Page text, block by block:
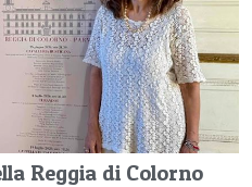
Reggia di Colorno